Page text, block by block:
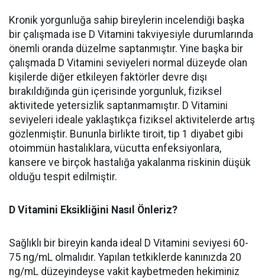
Kronik yorgunluğa sahip bireylerin incelendiği başka
bir çalışmada ise D Vitamini takviyesiyle durumlarında
önemli oranda düzelme saptanmıştır. Yine başka bir
çalışmada D Vitamini seviyeleri normal düzeyde olan
kişilerde diğer etkileyen faktörler devre dışı
bırakıldığında gün içerisinde yorgunluk, fiziksel
aktivitede yetersizlik saptanmamıştır. D Vitamini
seviyeleri ideale yaklaştıkça fiziksel aktivitelerde artış
gözlenmiştir. Bununla birlikte tiroit, tip 1 diyabet gibi
otoimmün hastalıklara, vücutta enfeksiyonlara,
kansere ve birçok hastalığa yakalanma riskinin düşük
olduğu tespit edilmiştir.
D Vitamini Eksikliğini Nasıl Önleriz?
Sağlıklı bir bireyin kanda ideal D Vitamini seviyesi 60-
75 ng/mL olmalıdır. Yapılan tetkiklerde kanınızda 20
ng/mL düzeyindeyse vakit kaybetmeden hekiminiz